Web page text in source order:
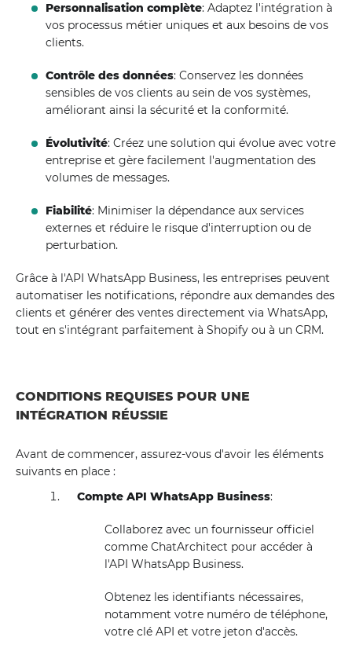
Personnalisation complète: Adaptez l'intégration à
vos processus métier uniques et aux besoins de vos
clients.
Contrôle des données: Conservez les données
sensibles de vos clients au sein de vos systèmes,
améliorant ainsi la sécurité et la conformité.
Évolutivité: Créez une solution qui évolue avec votre
entreprise et gère facilement l'augmentation des
volumes de messages.
Fiabilité: Minimiser la dépendance aux services
externes et réduire le risque d'interruption ou de
perturbation.
Grâce à l'API WhatsApp Business, les entreprises peuvent
automatiser les notifications, répondre aux demandes des
clients et générer des ventes directement via WhatsApp,
tout en s'intégrant parfaitement à Shopify ou à un CRM.
CONDITIONS REQUISES POUR UNE
INTÉGRATION RÉUSSIE
Avant de commencer, assurez-vous d'avoir les éléments
suivants en place :
Compte API WhatsApp Business:
Collaborez avec un fournisseur officiel
comme ChatArchitect pour accéder à
l'API WhatsApp Business.
Obtenez les identifiants nécessaires,
notamment votre numéro de téléphone,
votre clé API et votre jeton d'accès.